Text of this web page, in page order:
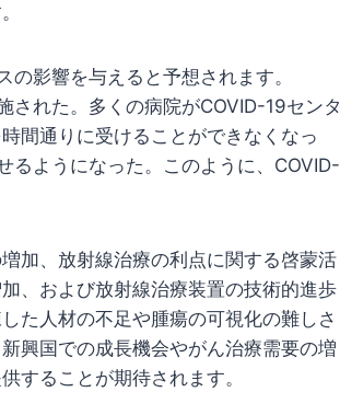
影響を与えると予想されます。
された。多くの病院がCOVID-19センタ
間通りに受けることができなくなっ
るようになった。このように、COVID-
加、放射線治療の利点に関する啓蒙活
、および放射線治療装置の技術的進歩
た人材の不足や腫瘍の可視化の難しさ
興国での成長機会やがん治療需要の増
することが期待されます。